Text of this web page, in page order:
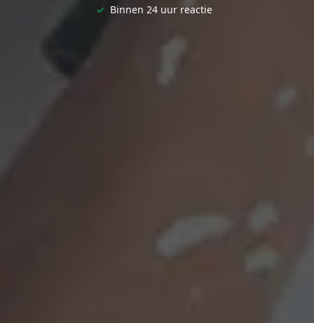
✓ Binnen 24 uur reactie